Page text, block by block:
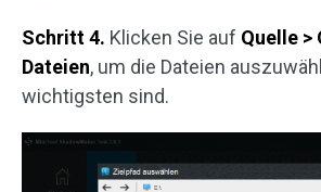
Schritt 4. Klicken Sie auf Quelle >
Dateien, um die Dateien
wichtigsten sind.